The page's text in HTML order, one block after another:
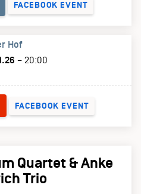
FACEBOOK EVENT
Hof
– 20:00
FACEBOOK EVENT
Quartet & Anke
Trio